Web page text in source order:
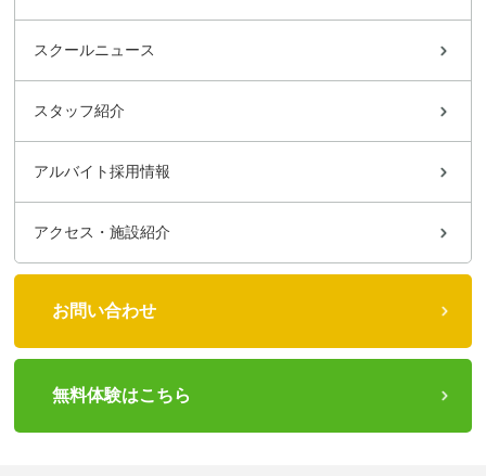
スクールニュース
スタッフ紹介
アルバイト採用情報
アクセス・施設紹介
お問い合わせ
無料体験はこちら